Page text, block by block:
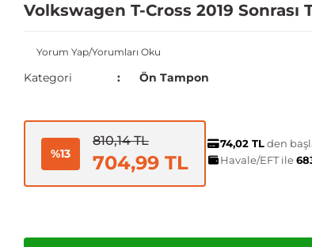
Volkswagen T-Cross 2019
Yorum Yap/Yorumları Oku
Kategori Ön Tampon
%13
810,14 TL
704,99 TL
74,02 TLden
Havale/EFT ile